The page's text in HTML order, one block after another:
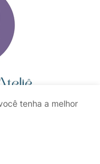
tenha a melhor